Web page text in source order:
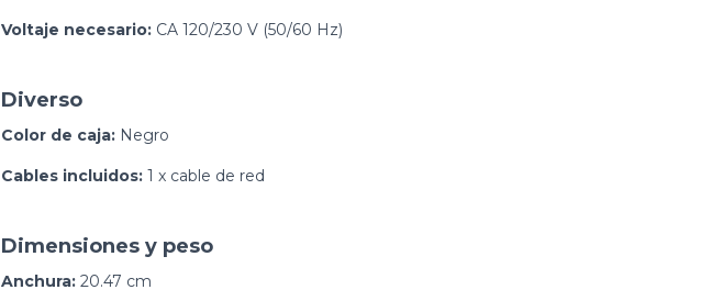
Voltaje necesario: CA 120/230 V (50/60 Hz)
Diverso
Color de caja: Negro
Cables incluidos: 1 x cable de red
Dimensiones y peso
Anchura: 20.47 cm